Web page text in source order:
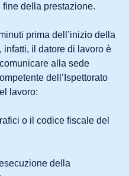
della prestazione.
prima dell’inizio della
infatti, il datore di lavoro è
alla sede
dell’Ispettorato
lavoro:
o il codice fiscale del
della